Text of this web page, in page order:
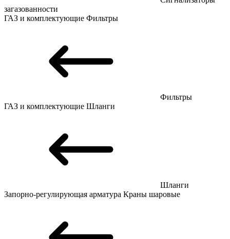
загазованности
ГАЗ и комплектующие Фильтры
Фильтры
ГАЗ и комплектующие Шланги
Шланги
Запорно-регулирующая арматура Краны шаровые